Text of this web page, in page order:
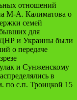
отношений
М-А. Калиматова о
семей
для
и Украины были
о передаче
и Сунженскому
в
по с.п. Троицкой 15